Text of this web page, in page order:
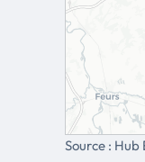
Source :